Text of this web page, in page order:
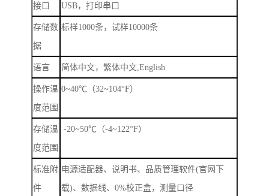
接口 USB，打印串口
存储数
据
标样1000条，试样10000条
语言 简体中文，繁体中文 ,English
操作温
度范围
0~40℃（32~104°F）
存储温
度范围
-20~50℃（-4~122°F）
标准附
件
电源适配器、说明书、品质管理软件(官网下
载)、数据线、0%校正盒，测量口径